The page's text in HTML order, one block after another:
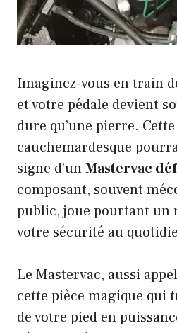
Imaginez-vous en train
et votre pédale devient
dure qu’une pierre.
cauchemardesque
signe d’unMastervac
composant, souvent
public, joue pourtant un
votre sécurité au
Le Mastervac, aussi
cette pièce magique qui
de votre pied en